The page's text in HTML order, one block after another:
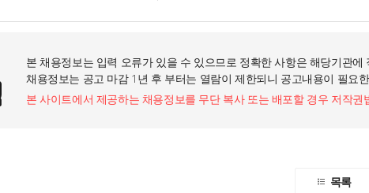
본 채용정보는 입력 오류가 있을 수 있으므로 정확한 사항은 해당기관에
채용정보는 공고 마감 1년 후 부터는 열람이 제한되니 공고내용이 필요
본 사이트에서 제공하는 채용정보를 무단 복사 또는 배포할 경우 저작권
목록